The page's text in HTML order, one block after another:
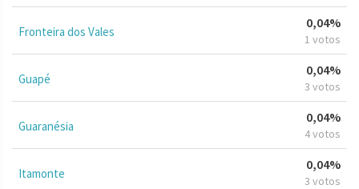
Fronteira dos Vales
0,04%
1 votos
Guapé
0,04%
3 votos
Guaranésia
0,04%
4 votos
Itamonte
0,04%
3 votos